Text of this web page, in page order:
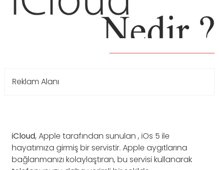
Reklam Alanı
iCloud, Apple tarafından sunulan , iOs 5 ile
hayatımıza girmiş bir servistir. Apple aygıtlarına
bağlanmanızı kolaylaştıran, bu servisi kullanarak